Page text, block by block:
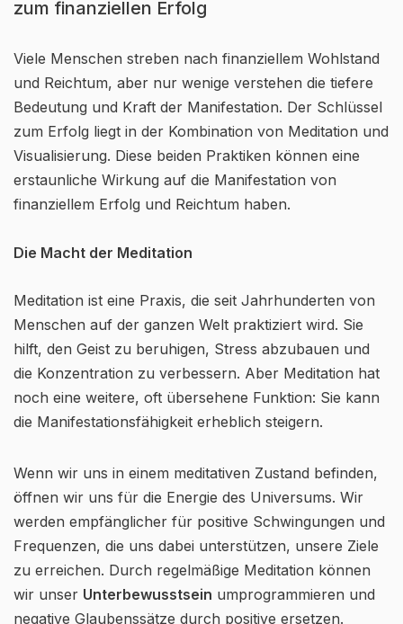
zum finanziellen Erfolg
Viele Menschen streben nach finanziellem Wohlstand
und Reichtum, aber nur wenige verstehen die tiefere
Bedeutung und Kraft der Manifestation. Der Schlüssel
zum Erfolg liegt in der Kombination von Meditation und
Visualisierung. Diese beiden Praktiken können eine
erstaunliche Wirkung auf die Manifestation von
finanziellem Erfolg und Reichtum haben.
Die Macht der Meditation
Meditation ist eine Praxis, die seit Jahrhunderten von
Menschen auf der ganzen Welt praktiziert wird. Sie
hilft, den Geist zu beruhigen, Stress abzubauen und
die Konzentration zu verbessern. Aber Meditation hat
noch eine weitere, oft übersehene Funktion: Sie kann
die Manifestationsfähigkeit erheblich steigern.
Wenn wir uns in einem meditativen Zustand befinden,
öffnen wir uns für die Energie des Universums. Wir
werden empfänglicher für positive Schwingungen und
Frequenzen, die uns dabei unterstützen, unsere Ziele
zu erreichen. Durch regelmäßige Meditation können
wir unser Unterbewusstsein umprogrammieren und
negative Glaubenssätze durch positive ersetzen.